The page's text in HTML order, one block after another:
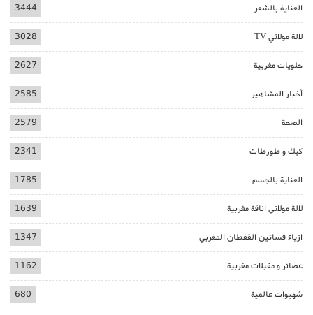
العناية بالشعر 3444
لالة مولاتي TV 3028
حلويات مغربية 2627
أخبار المشاهير 2585
الصحة 2579
كيك و طورطات 2341
العناية بالجسم 1785
لالة مولاتي اناقة مغربية 1639
ازياء فساتين القفطان المغربي 1347
عصائر و مقبلات مغربية 1162
شهيوات عالمية 680